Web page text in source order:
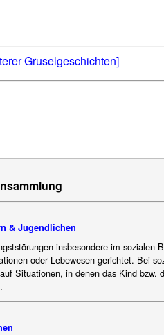
Gruselgeschichten]
& Jugendlichen
insbesondere im sozialen
oder Lebewesen gerichtet. Bei
Situationen, in denen das Kind bzw.